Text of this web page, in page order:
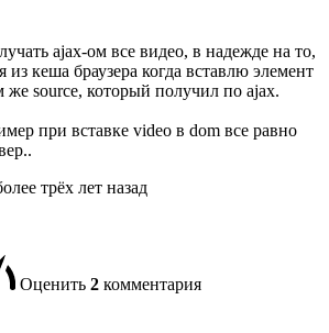
ajax-ом все видео, в надежде на то,
из кеша браузера когда вставлю элемент
же source, который получил по ajax.
при вставке video в dom все равно
трёх лет назад
Оценить 2 комментария